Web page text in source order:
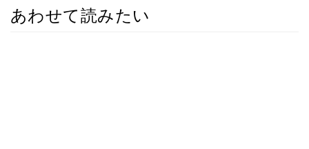
あわせて読みたい